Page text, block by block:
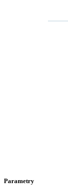
Parametry